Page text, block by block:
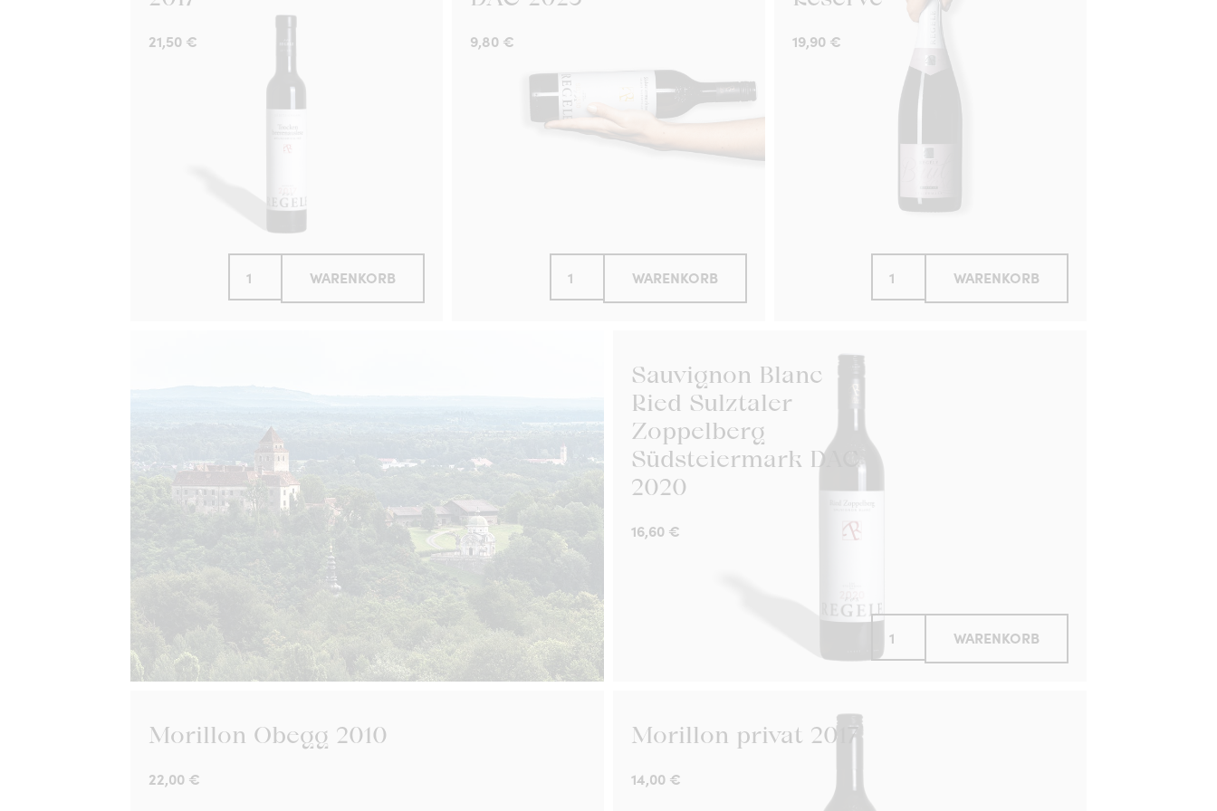
21,50 €
WARENKORB
9,80 €
WARENKORB
19,90 €
WARENKORB
Ortsweine Ehrenhausen
Sauvignon Blanc
Ried Sulztaler
Zoppelberg
Südsteiermark DAC
2020
16,60 €
WARENKORB
Morillon Obegg 2010
22,00 €
Morillon privat 2017
14,00 €